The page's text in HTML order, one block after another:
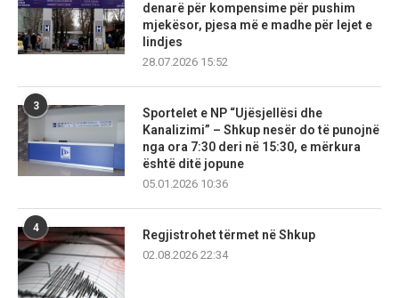
denarë për kompensime për pushim
mjekësor, pjesa më e madhe për lejet e
lindjes
28.07.2026 15:52
3
Sportelet e NP “Ujësjellësi dhe
Kanalizimi” – Shkup nesër do të punojnë
nga ora 7:30 deri në 15:30, e mërkura
është ditë jopune
05.01.2026 10:36
4
Regjistrohet tërmet në Shkup
02.08.2026 22:34